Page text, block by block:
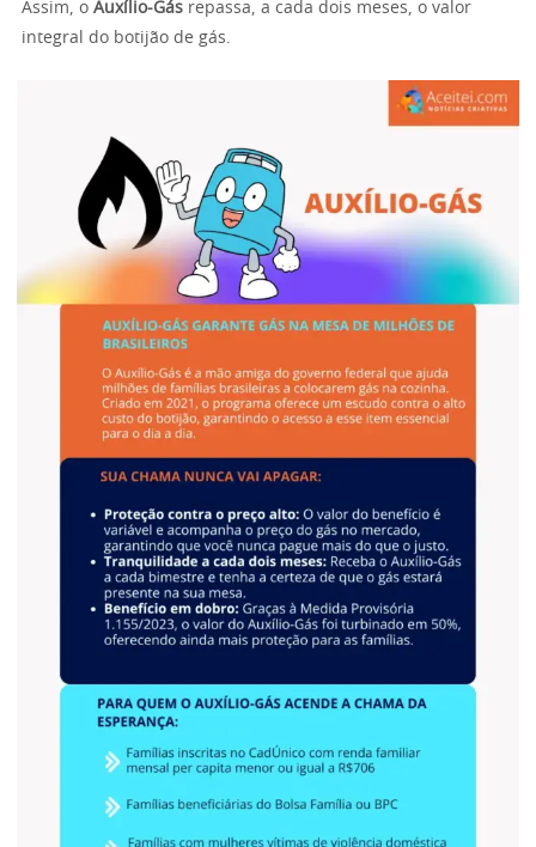
Assim, o Auxílio-Gás repassa, a cada dois meses, o valor
integral do botijão de gás.